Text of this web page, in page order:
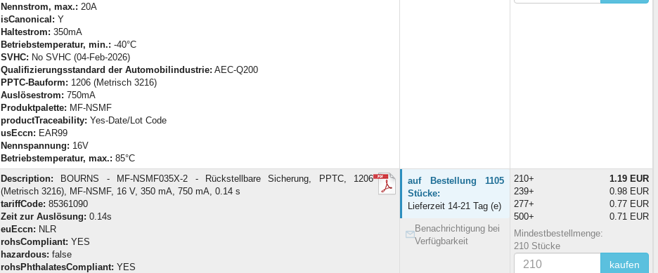
Nennstrom, max.: 20A
isCanonical: Y
Haltestrom: 350mA
Betriebstemperatur, min.: -40°C
SVHC: No SVHC (04-Feb-2026)
Qualifizierungsstandard der Automobilindustrie: AEC-Q200
PPTC-Bauform: 1206 (Metrisch 3216)
Auslösestrom: 750mA
Produktpalette: MF-NSMF
productTraceability: Yes-Date/Lot Code
usEccn: EAR99
Nennspannung: 16V
Betriebstemperatur, max.: 85°C
Description: BOURNS - MF-NSMF035X-2 - Rückstellbare Sicherung, PPTC, 1206
(Metrisch 3216), MF-NSMF, 16 V, 350 mA, 750 mA, 0.14 s
tariffCode: 85361090
Zeit zur Auslösung: 0.14s
euEccn: NLR
rohsCompliant: YES
hazardous: false
rohsPhthalatesCompliant: YES
auf Bestellung 1105
Stücke:
Lieferzeit 14-21 Tag (e)
Benachrichtigung bei
Verfügbarkeit
210+
1.19 EUR
239+
0.98 EUR
277+
0.77 EUR
500+
0.71 EUR
Mindestbestellmenge:
210 Stücke
kaufen